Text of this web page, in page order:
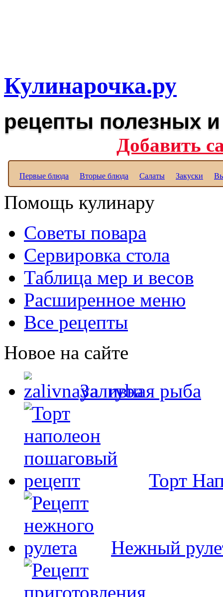
Кулинарочка.ру
рецепты полезных
Добавить
Первые блюда Вторые блюда Салаты Закуски
Помощь кулинару
Советы повара
Сервировка стола
Таблица мер и весов
Расширенное меню
Все рецепты
Новое на сайте
Заливная рыба
Торт
Нежный